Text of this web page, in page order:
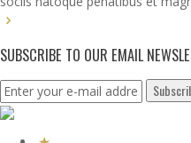
SUBSCRIBE TO OUR EMAIL